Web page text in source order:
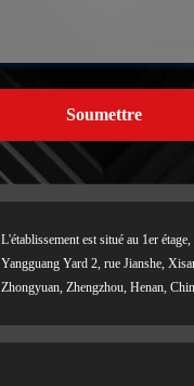
Soumettre
L'établissement est situé au 1er
Yangguang Yard 2, rue Jianshe,
Zhongyuan, Zhengzhou, Henan,